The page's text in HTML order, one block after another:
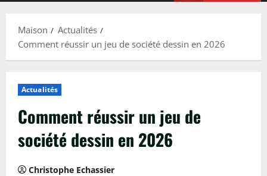
Maison
Actualités
Comment réussir un jeu de société dessin en 2026
Actualités
Comment réussir un jeu de
société dessin en 2026
Christophe Echassier